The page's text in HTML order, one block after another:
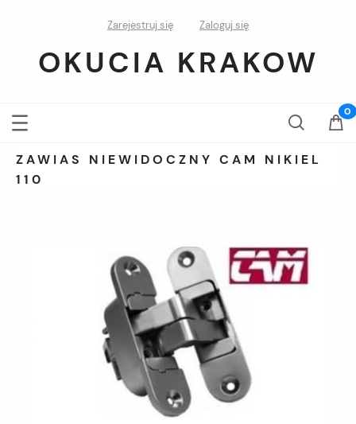
Zarejestruj się Zaloguj się
OKUCIA KRAKOW
ZAWIAS NIEWIDOCZNY CAM NIKIEL
110